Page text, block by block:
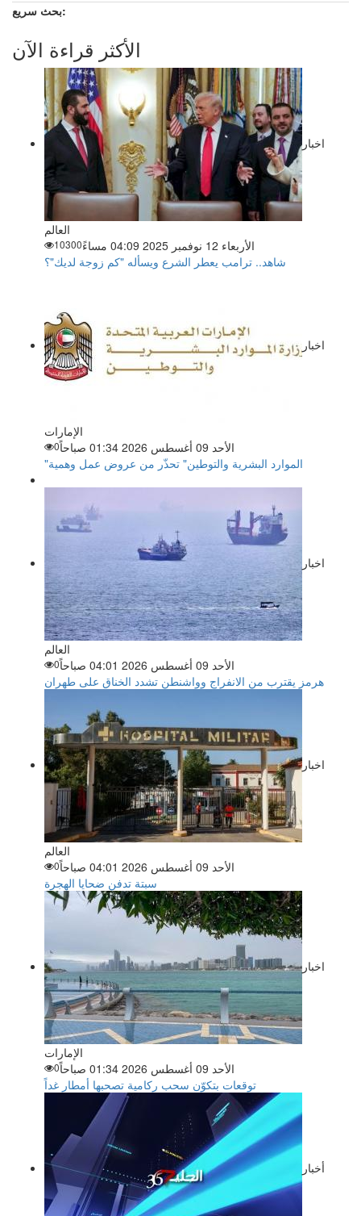
بحث سريع:
الأكثر قراءة الآن
اخبار
العالم
الأربعاء 12 نوفمبر 2025 04:09 مساءً
10300
شاهد.. ترامب يعطر الشرع ويسأله "كم زوجة لديك"؟
اخبار
الإمارات
الأحد 09 أغسطس 2026 01:34 صباحاً
0
"الموارد البشرية والتوطين" تحذّر من عروض عمل وهمية
اخبار
العالم
الأحد 09 أغسطس 2026 04:01 صباحاً
0
هرمز يقترب من الانفراج وواشنطن تشدد الخناق على طهران
اخبار
العالم
الأحد 09 أغسطس 2026 04:01 صباحاً
0
سبتة تدفن ضحايا الهجرة
اخبار
الإمارات
الأحد 09 أغسطس 2026 01:34 صباحاً
0
توقعات بتكوّن سحب ركامية تصحبها أمطار غداً
أخبار